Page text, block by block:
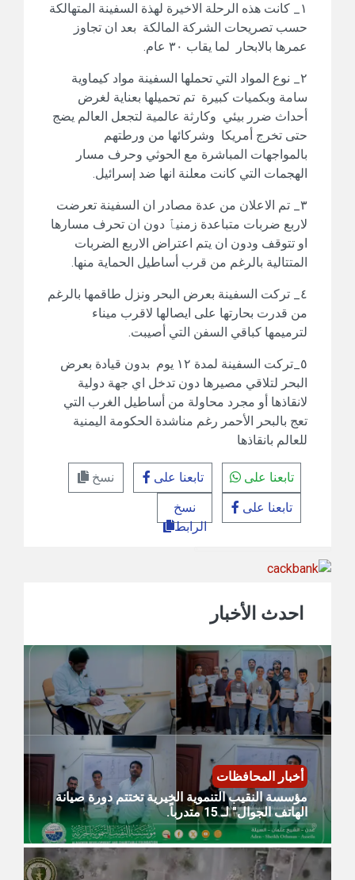
١_ كانت هذه الرحلة الاخيرة لهذة السفينة المتهالكة
حسب تصريحات الشركة المالكة بعد ان تجاوز
عمرها بالابحار لما يقاب ٣٠ عام.
٢_ نوع المواد التي تحملها السفينة مواد كيماوية
سامة وبكميات كبيرة تم تحميلها بعناية لغرض
أحداث ضرر بيئي وكارثة عالمية لتجعل العالم يضج
حتى تخرج أمريكا وشركائها من ورطتهم
بالمواجهات المباشرة مع الحوثي وحرف مسار
الهجمات التي كانت معلنة انها ضد إسرائيل.
٣_ تم الاعلان من عدة مصادر ان السفينة تعرضت
لاربع ضربات متباعدة زمنيٱ دون ان تحرف مسارها
او تتوقف ودون ان يتم اعتراض الاربع الضربات
المتتالية بالرغم من قرب أساطيل الحماية منها.
٤_ تركت السفينة بعرض البحر ونزل طاقمها بالرغم
من قدرت بحارتها على ايصالها لاقرب ميناء
لترميمها كباقي السفن التي أصيبت.
٥_تركت السفينة لمدة ١٢ يوم بدون قيادة بعرض
البحر لتلاقي مصيرها دون تدخل اي جهة دولية
لانقاذها أو مجرد محاولة من أساطيل الغرب التي
تعج بالبحر الأحمر رغم مناشدة الحكومة اليمنية
للعالم بانقاذها
تابعنا على تابعنا على
نسخ
تابعنا على
نسخ
الرابط
احدث الأخبار
أخبار المحافظات
مؤسسة النقيب التنموية الخيرية تختتم دورة صيانة
الهاتف الجوال" لـ 15 متدرباً.